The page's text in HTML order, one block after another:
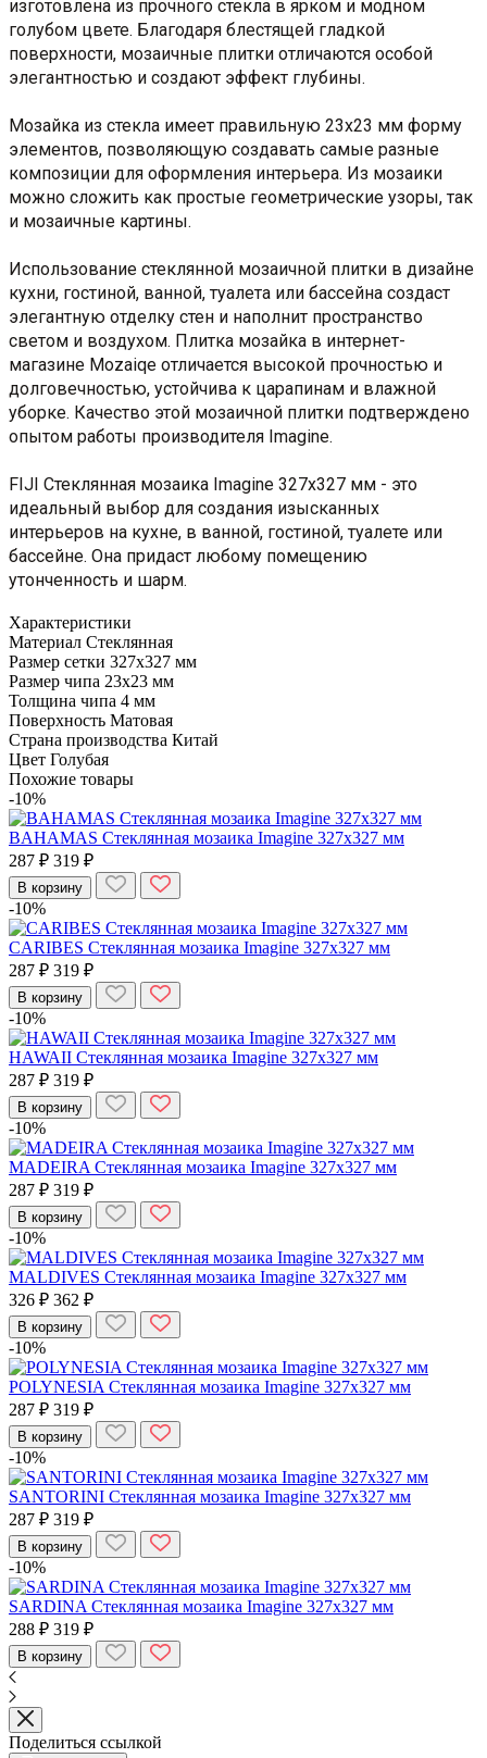
изготовлена из прочного стекла в ярком и модном
голубом цвете. Благодаря блестящей гладкой
поверхности, мозаичные плитки отличаются особой
элегантностью и создают эффект глубины.
Мозайка из стекла имеет правильную 23х23 мм форму
элементов, позволяющую создавать самые разные
композиции для оформления интерьера. Из мозаики
можно сложить как простые геометрические узоры, так
и мозаичные картины.
Использование стеклянной мозаичной плитки в дизайне
кухни, гостиной, ванной, туалета или бассейна создаст
элегантную отделку стен и наполнит пространство
светом и воздухом. Плитка мозайка в интернет-
магазине Mozaiqe отличается высокой прочностью и
долговечностью, устойчива к царапинам и влажной
уборке. Качество этой мозаичной плитки подтверждено
опытом работы производителя Imagine.
FIJI Стеклянная мозаика Imagine 327х327 мм - это
идеальный выбор для создания изысканных
интерьеров на кухне, в ванной, гостиной, туалете или
бассейне. Она придаст любому помещению
утонченность и шарм.
Характеристики
Материал Стеклянная
Размер сетки 327х327 мм
Размер чипа 23х23 мм
Толщина чипа 4 мм
Поверхность Матовая
Страна производства Китай
Цвет Голубая
Похожие товары
-10%
BAHAMAS Стеклянная мозаика Imagine 327х327 мм
287 ₽ 319 ₽
В корзину
-10%
CARIBES Стеклянная мозаика Imagine 327х327 мм
287 ₽ 319 ₽
В корзину
-10%
HAWAII Стеклянная мозаика Imagine 327х327 мм
287 ₽ 319 ₽
В корзину
-10%
MADEIRA Стеклянная мозаика Imagine 327х327 мм
287 ₽ 319 ₽
В корзину
-10%
MALDIVES Стеклянная мозаика Imagine 327х327 мм
326 ₽ 362 ₽
В корзину
-10%
POLYNESIA Стеклянная мозаика Imagine 327х327 мм
287 ₽ 319 ₽
В корзину
-10%
SANTORINI Стеклянная мозаика Imagine 327х327 мм
287 ₽ 319 ₽
В корзину
-10%
SARDINA Стеклянная мозаика Imagine 327х327 мм
288 ₽ 319 ₽
В корзину
Поделиться ссылкой